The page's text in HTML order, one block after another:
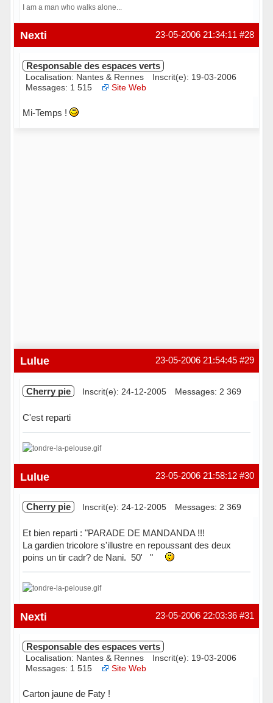
I am a man who walks alone...
Hors ligne #28
23-05-2006 21:34:11
Nexti
Responsable des espaces verts
Localisation: Nantes & Rennes
Inscrit(e): 19-03-2006
Messages: 1 515
Site Web
Mi-Temps !
#29
23-05-2006 21:54:45
Lulue
Cherry pie Inscrit(e): 24-12-2005 Messages: 2 369
C'est reparti
Hors ligne #30
23-05-2006 21:58:12
Lulue
Cherry pie Inscrit(e): 24-12-2005 Messages: 2 369
Et bien reparti : "PARADE DE MANDANDA !!!
La gardien tricolore s'illustre en repoussant des deux
poins un tir cadr? de Nani. 50' "
Hors ligne #31
23-05-2006 22:03:36
Nexti
Responsable des espaces verts
Localisation: Nantes & Rennes
Inscrit(e): 19-03-2006
Messages: 1 515
Site Web
Carton jaune de Faty !